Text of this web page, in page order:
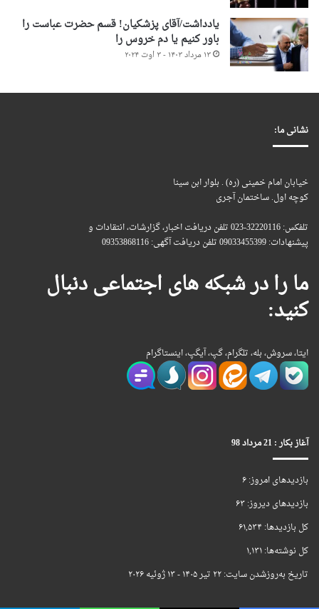
یادداشت/آقای پزشکیان! قسم حضرت عباست را
باور کنیم یا دم خروس را
۱۳ مرداد ۱۴۰۳ - ۳ اوت ۲۰۲۴
نشانی ما:
خیابان امام خمینی (ره) . بلوار ابن سینا
کوچه اول. ساختمان آجری
تلفکس: 32220116-023 تلفن دریافت اخبار، گزارشات، انتقادات و
پیشنهادات: 09033455399 تلفن دریافت آگهی: 09353868116
ما را در شبکه های اجتماعی دنبال
کنید:
ایتا، سروش، بله، تلگرام، گپ، آیگپ، اینستاگرام
آغاز بکار : 21 مرداد 98
بازدیدهای امروز:۶
بازدیدهای دیروز:۶۳
کل بازدیدها: ۶۱,۵۳۴
کل نوشته‌ها:۱,۱۳۱
تاریخ به‌روزشدن سایت:۲۲ تیر ۱۴۰۵ - ۱۳ ژوئیه ۲۰۲۶